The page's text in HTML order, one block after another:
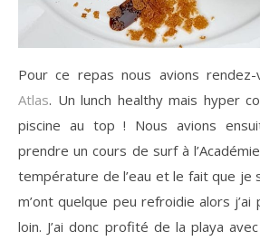
Pour ce repas nous avions rendez-
Atlas. Un lunch healthy mais hyper
piscine au top ! Nous avions
prendre un cours de surf à
température de l’eau et le fait que je
m’ont quelque peu refroidie alors
loin. J’ai donc profité de la playa